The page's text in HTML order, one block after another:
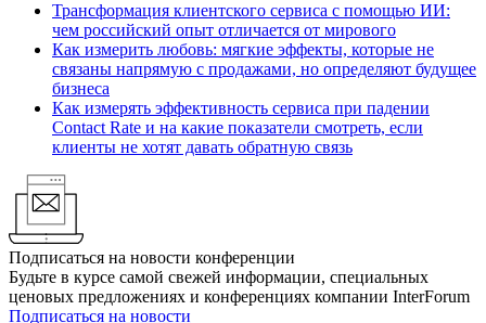
Трансформация клиентского сервиса с помощью ИИ:
чем российский опыт отличается от мирового
Как измерить любовь: мягкие эффекты, которые не
связаны напрямую с продажами, но определяют будущее
бизнеса
Как измерять эффективность сервиса при падении
Contact Rate и на какие показатели смотреть, если
клиенты не хотят давать обратную связь
Подписаться на новости конференции
Будьте в курсе самой свежей информации, специальных
ценовых предложениях и конференциях компании InterForum
Подписаться на новости